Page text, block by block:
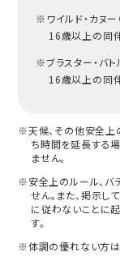
※ワイルド・カヌ
16歳以上の同
※ブラスター・バ
16歳以上の同
※天候、その他安全上
ち時間を延長する
ません。
※安全上のルール、バ
せん。また、掲示し
に従わないことに
す。
※体調の優れない方は